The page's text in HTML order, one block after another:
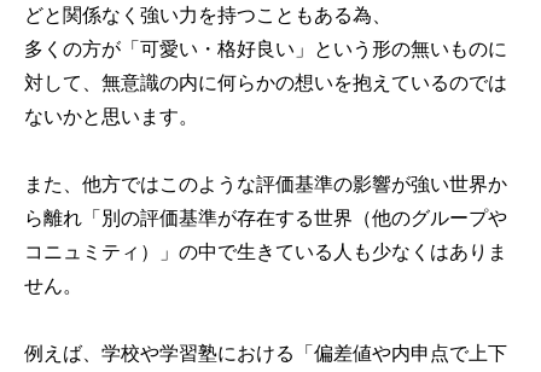
どと関係なく強い力を持つこともある為、
多くの方が「可愛い・格好良い」という形の無いものに
対して、無意識の内に何らかの想いを抱えているのでは
ないかと思います。
また、他方ではこのような評価基準の影響が強い世界か
ら離れ「別の評価基準が存在する世界（他のグループや
コニュミティ）」の中で生きている人も少なくはありま
せん。
例えば、学校や学習塾における「偏差値や内申点で上下